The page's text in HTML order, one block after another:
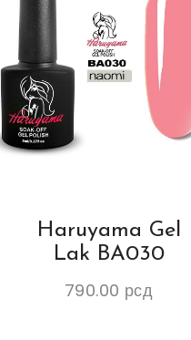
Haruyama Gel
Lak BA030
790.00 рсд